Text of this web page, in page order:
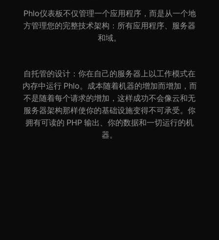
Phlo仪表板不仅管理一个应用程序，而是从一个地
方管理您的完整技术架构：所有应用程序、服务器
和域。
自托管的设计：你在自己的服务器上以工作模式在
内存中运行 Phlo。成本随着机器的增加而增加，而
不是随着每个请求的增加，这样成功不会像云和无
服务器架构那样使你的基础设施变得不可承受。你
拥有可读的 PHP 输出、你的数据和一切运行的机
器。